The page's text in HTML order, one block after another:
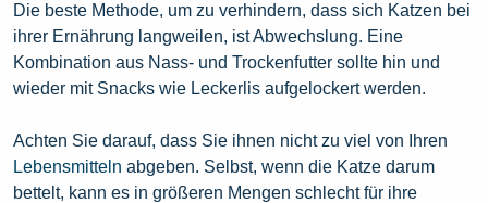
Die beste Methode, um zu verhindern, dass sich Katzen bei
ihrer Ernährung langweilen, ist Abwechslung. Eine
Kombination aus Nass- und Trockenfutter sollte hin und
wieder mit Snacks wie Leckerlis aufgelockert werden.
Achten Sie darauf, dass Sie ihnen nicht zu viel von Ihren
Lebensmitteln abgeben. Selbst, wenn die Katze darum
bettelt, kann es in größeren Mengen schlecht für ihre